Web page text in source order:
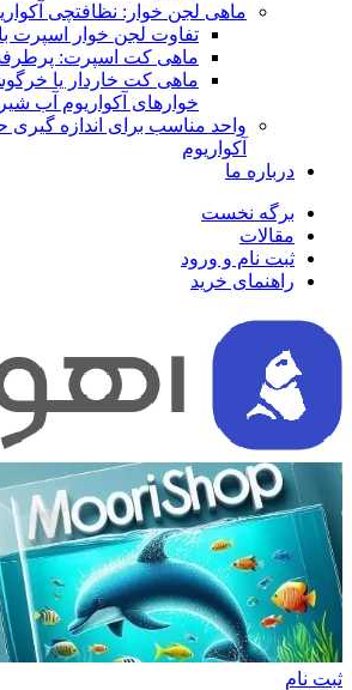
ماهی لجن خوار: نظافتچی
تفاوت لجن خوار اسپرت
ماهی کت اسپرت:
ماهی کت خاردار یا
خوارهای آکواریوم آب
واحد مناسب برای اندازه گیری
آکواریوم
درباره ما
برگه نخست
مقالات
ثبت نام و ورود
راهنمای خرید
ثبت نام